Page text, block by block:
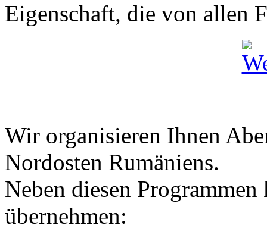
Eigenschaft, die von allen
Wir organisieren Ihnen
Nordosten Rumäniens.
Neben diesen
übernehmen: